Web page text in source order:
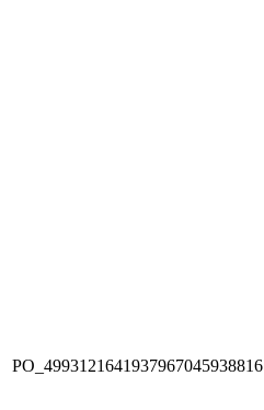
PO_4993121641937967045938816